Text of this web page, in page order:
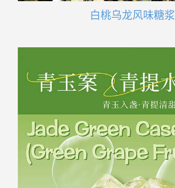
白桃乌龙风味糖浆